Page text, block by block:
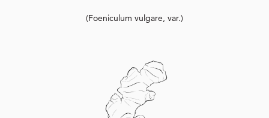
(Foeniculum vulgare, var.)